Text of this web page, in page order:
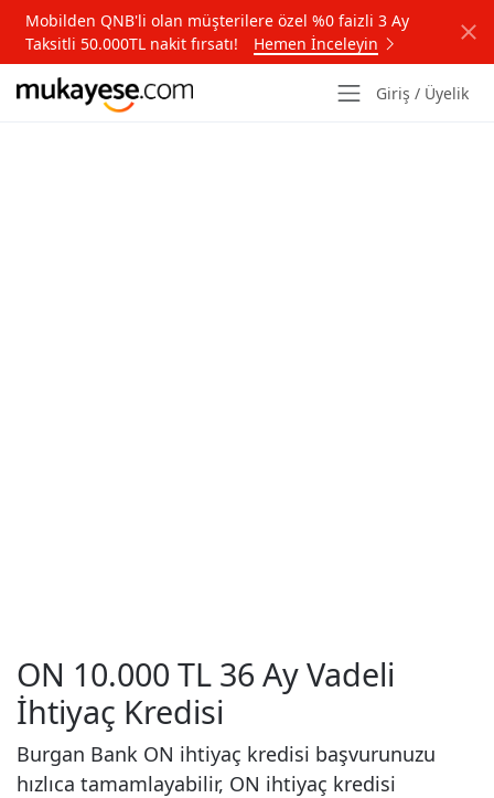
Mobilden QNB'li olan müşterilere özel %0 faizli 3 Ay
Taksitli 50.000TL nakit fırsatı!
Hemen İnceleyin
Giriş / Üyelik
ON 10.000 TL 36 Ay Vadeli
İhtiyaç Kredisi
Burgan Bank ON ihtiyaç kredisi başvurunuzu
hızlıca tamamlayabilir, ON ihtiyaç kredisi